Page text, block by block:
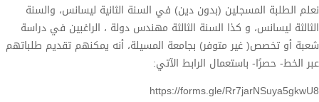
نعلم الطلبة المسجلين (بدون دين) في السنة الثانية ليسانس، والسنة
الثالثة ليسانس، و كذا السنة الثالثة مهندس دولة ، الراغبين في دراسة
شعبة أو تخصص( غير متوفر) بجامعة المسيلة، أنه يمكنهم تقديم طلباتهم
عبر الخط- حصرًا- باستعمال الرابط الآتي:
https://forms.gle/Rr7jarNSuya5gkwU8